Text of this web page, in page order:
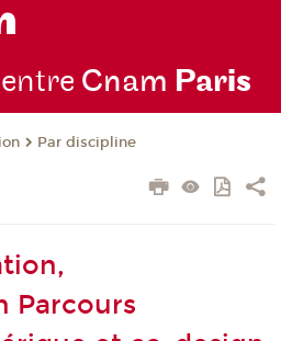
Cnam Paris
Par discipline
Parcours